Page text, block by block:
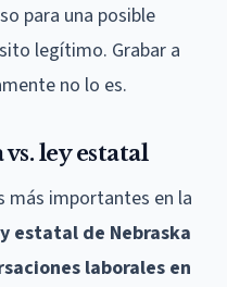
para una posible
legítimo. Grabar a
no lo es.
ley estatal
más importantes en la
estatal de Nebraska
laborales en